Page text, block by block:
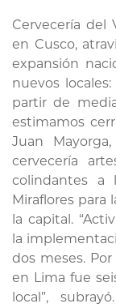
Cervecería del
en Cusco,
expansión
nuevos
partir de
estimamos
Juan
cervecería
colindantes a
Miraflores para
la capital.
la
dos meses.
en Lima fue
local”,